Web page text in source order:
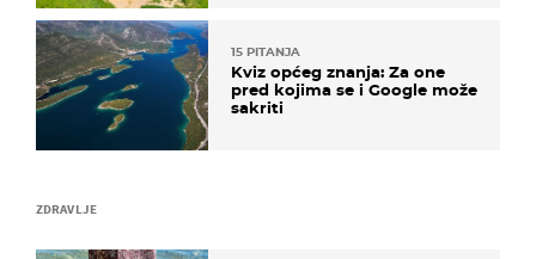
ZDRAVLJE
15 PITANJA
Kviz općeg znanja: Za one
pred kojima se i Google može
sakriti